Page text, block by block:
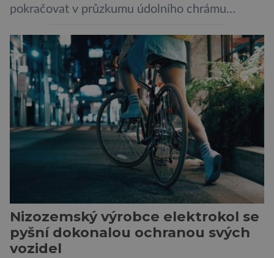
pokračovat v průzkumu údolního chrámu
Ceje. Lucie Jirásková z Českého
egyptologického ústavu FF UK řekla, že je
v plánu také zpracování vykopaných předmětů.
„V průběhu výzkumů není moc času na
zpracování nálezů. Necháváme si na to tedy
měsíc, kdy […]
Nizozemský výrobce elektrokol se
pyšní dokonalou ochranou svých
vozidel